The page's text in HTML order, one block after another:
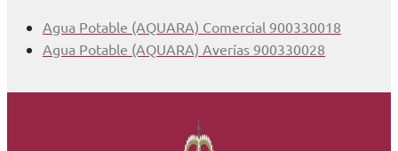
Agua Potable (AQUARA) Comercial 900330018
Agua Potable (AQUARA) Averías 900330028